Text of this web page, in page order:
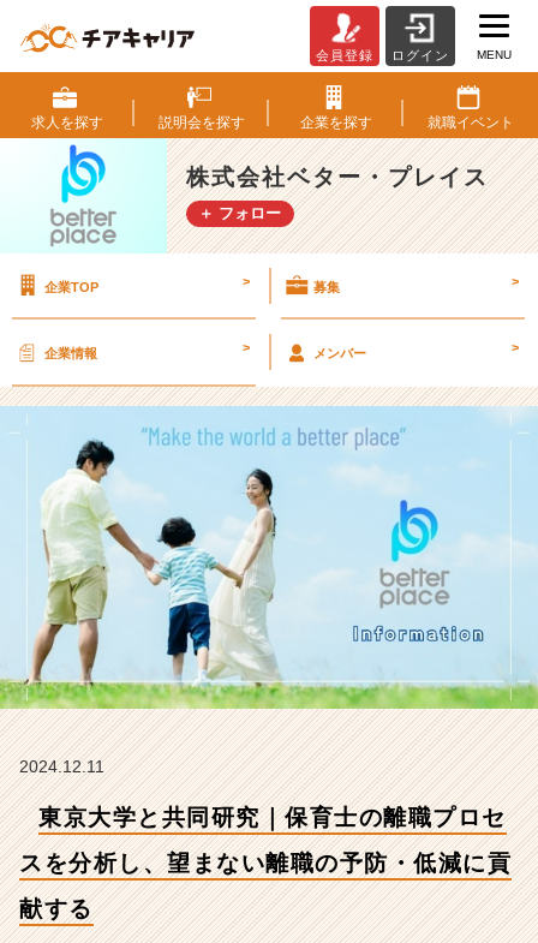
京
大
学
と
共
同
保
の
職
ス
を
分
析
し、
望
ま
の
防・
会員登録 ログイン MENU
求人を探す 説明会を探す 企業を探す 就職イベント
株式会社ベター・プレイス
＋ フォロー
企業TOP > 募集 >
企業情報 > メンバー >
2024.12.11
東京大学と共同研究｜保育士の離職プロセ
スを分析し、望まない離職の予防・低減に貢
献する